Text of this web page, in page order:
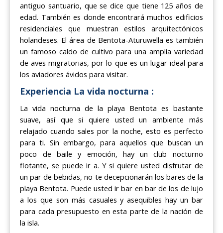
antiguo santuario, que se dice que tiene 125 años de
edad. También es donde encontrará muchos edificios
residenciales que muestran estilos arquitectónicos
holandeses. El área de Bentota-Aturuwella es también
un famoso caldo de cultivo para una amplia variedad
de aves migratorias, por lo que es un lugar ideal para
los aviadores ávidos para visitar.
Experiencia La vida nocturna :
La vida nocturna de la playa Bentota es bastante
suave, así que si quiere usted un ambiente más
relajado cuando sales por la noche, esto es perfecto
para ti. Sin embargo, para aquellos que buscan un
poco de baile y emoción, hay un club nocturno
flotante, se puede ir a. Y si quiere usted disfrutar de
un par de bebidas, no te decepcionarán los bares de la
playa Bentota. Puede usted ir bar en bar de los de lujo
a los que son más casuales y asequibles hay un bar
para cada presupuesto en esta parte de la nación de
la isla.